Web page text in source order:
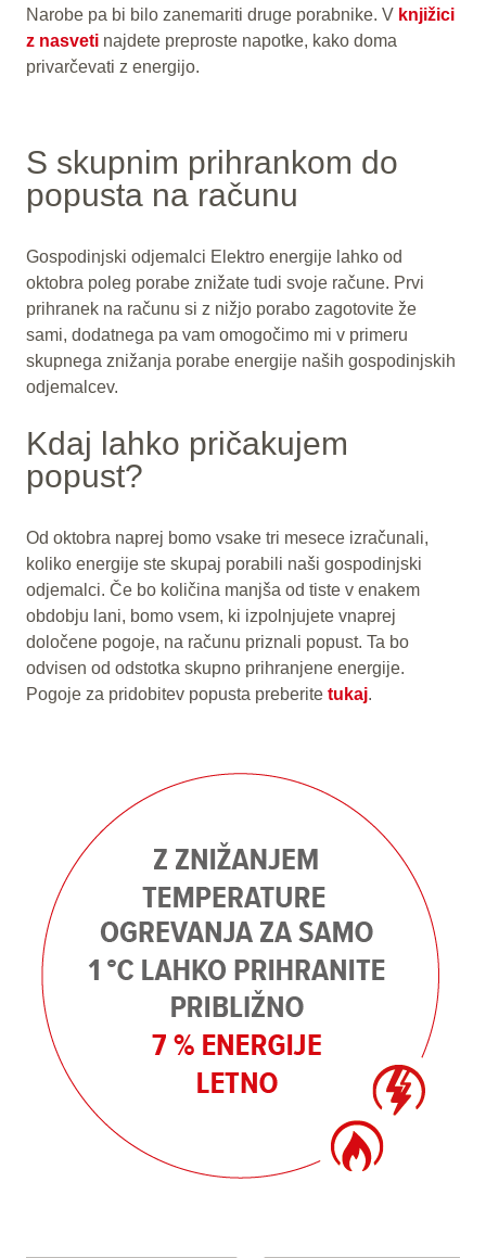
Narobe pa bi bilo zanemariti druge porabnike. V knjižici
z nasvetinajdete preproste napotke, kako doma
privarčevati z energijo.
S skupnim prihrankom do
popusta na računu
Gospodinjski odjemalci Elektro energije lahko od
oktobra poleg porabe znižate tudi svoje račune. Prvi
prihranek na računu si z nižjo porabo zagotovite že
sami, dodatnega pa vam omogočimo mi v primeru
skupnega znižanja porabe energije naših gospodinjskih
odjemalcev.
Kdaj lahko pričakujem
popust?
Od oktobra naprej bomo vsake tri mesece izračunali,
koliko energije ste skupaj porabili naši gospodinjski
odjemalci. Če bo količina manjša od tiste v enakem
obdobju lani, bomo vsem, ki izpolnjujete vnaprej
določene pogoje, na računu priznali popust. Ta bo
odvisen od odstotka skupno prihranjene energije.
Pogoje za pridobitev popusta preberite tukaj.